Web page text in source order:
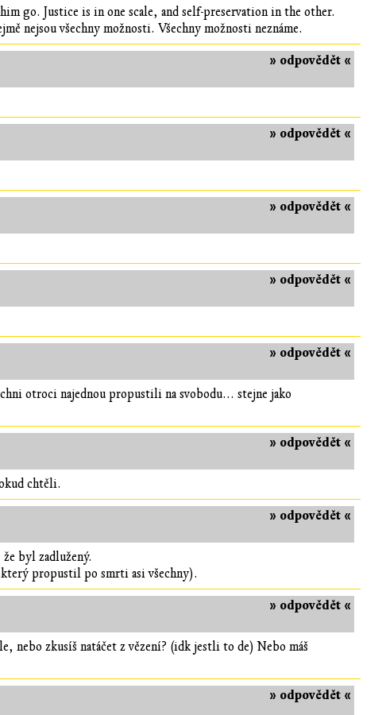
go. Justice is in one scale, and self-preservation in the other.
nejsou všechny možnosti. Všechny možnosti neznáme.
» odpovědět «
» odpovědět «
» odpovědět «
» odpovědět «
» odpovědět «
otroci najednou propustili na svobodu... stejne jako
» odpovědět «
chtěli.
» odpovědět «
byl zadlužený.
propustil po smrti asi všechny).
» odpovědět «
nebo zkusíš natáčet z vězení? (idk jestli to de) Nebo máš
» odpovědět «